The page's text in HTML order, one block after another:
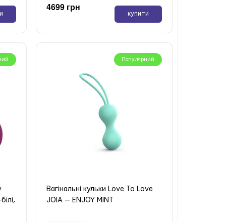
4699 грн
купити
Популярний
Вагінальні кульки Love To Love
JOIA — ENJOY MINT